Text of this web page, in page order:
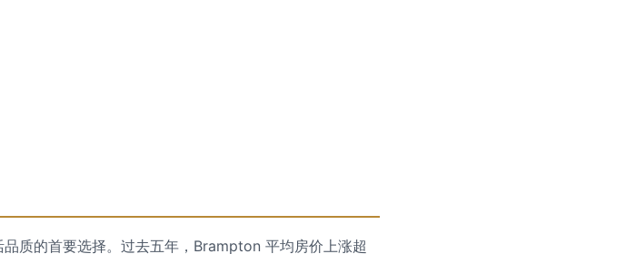
质的首要选择。过去五年，Brampton 平均房价上涨超